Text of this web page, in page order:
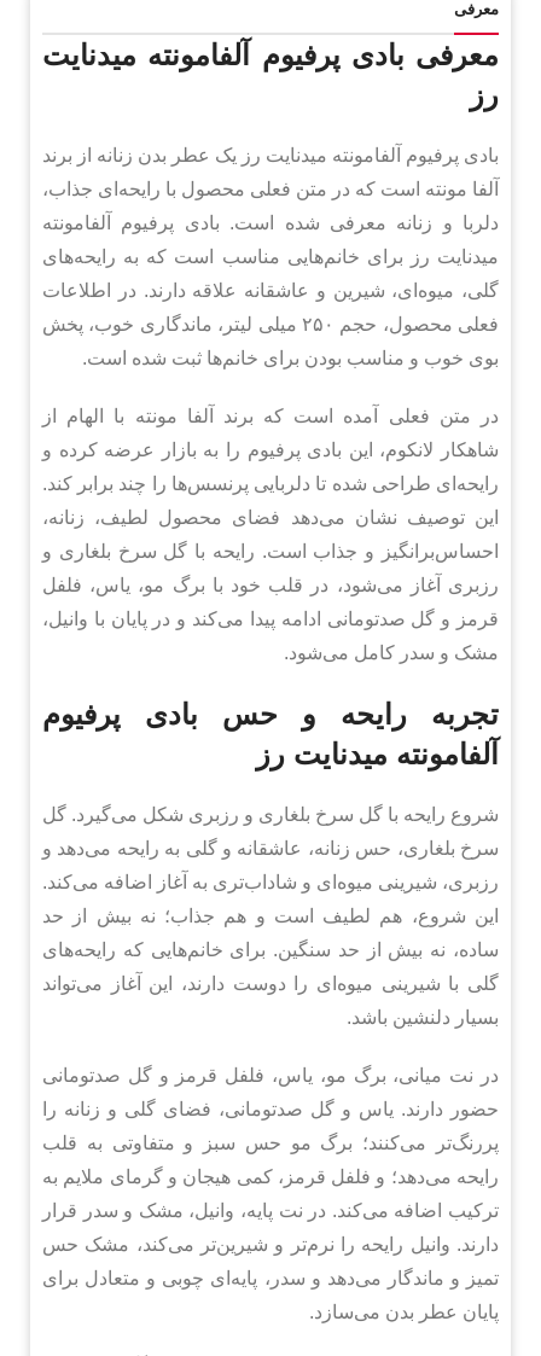
معرفی
معرفی بادی پرفیوم آلفامونته میدنایت
رز
بادی پرفیوم آلفامونته میدنایت رز یک عطر بدن زنانه از برند
آلفا مونته است که در متن فعلی محصول با رایحه‌ای جذاب،
دلربا و زنانه معرفی شده است. بادی پرفیوم آلفامونته
میدنایت رز برای خانم‌هایی مناسب است که به رایحه‌های
گلی، میوه‌ای، شیرین و عاشقانه علاقه دارند. در اطلاعات
فعلی محصول، حجم ۲۵۰ میلی لیتر، ماندگاری خوب، پخش
بوی خوب و مناسب بودن برای خانم‌ها ثبت شده است.
در متن فعلی آمده است که برند آلفا مونته با الهام از
شاهکار لانکوم، این بادی پرفیوم را به بازار عرضه کرده و
رایحه‌ای طراحی شده تا دلربایی پرنسس‌ها را چند برابر کند.
این توصیف نشان می‌دهد فضای محصول لطیف، زنانه،
احساس‌برانگیز و جذاب است. رایحه با گل سرخ بلغاری و
رزبری آغاز می‌شود، در قلب خود با برگ مو، یاس، فلفل
قرمز و گل صدتومانی ادامه پیدا می‌کند و در پایان با وانیل،
مشک و سدر کامل می‌شود.
تجربه رایحه و حس بادی پرفیوم
آلفامونته میدنایت رز
شروع رایحه با گل سرخ بلغاری و رزبری شکل می‌گیرد. گل
سرخ بلغاری، حس زنانه، عاشقانه و گلی به رایحه می‌دهد و
رزبری، شیرینی میوه‌ای و شاداب‌تری به آغاز اضافه می‌کند.
این شروع، هم لطیف است و هم جذاب؛ نه بیش از حد
ساده، نه بیش از حد سنگین. برای خانم‌هایی که رایحه‌های
گلی با شیرینی میوه‌ای را دوست دارند، این آغاز می‌تواند
بسیار دلنشین باشد.
در نت میانی، برگ مو، یاس، فلفل قرمز و گل صدتومانی
حضور دارند. یاس و گل صدتومانی، فضای گلی و زنانه را
پررنگ‌تر می‌کنند؛ برگ مو حس سبز و متفاوتی به قلب
رایحه می‌دهد؛ و فلفل قرمز، کمی هیجان و گرمای ملایم به
ترکیب اضافه می‌کند. در نت پایه، وانیل، مشک و سدر قرار
دارند. وانیل رایحه را نرم‌تر و شیرین‌تر می‌کند، مشک حس
تمیز و ماندگار می‌دهد و سدر، پایه‌ای چوبی و متعادل برای
پایان عطر بدن می‌سازد.